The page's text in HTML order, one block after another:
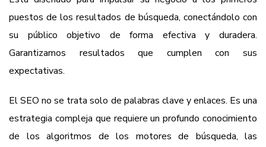
puestos de los resultados de búsqueda, conectándolo con
su público objetivo de forma efectiva y duradera.
Garantizamos resultados que cumplen con sus
expectativas.
El SEO no se trata solo de palabras clave y enlaces. Es una
estrategia compleja que requiere un profundo conocimiento
de los algoritmos de los motores de búsqueda, las